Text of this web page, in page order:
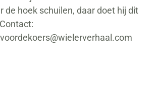
de hoek schuilen, daar doet hij dit